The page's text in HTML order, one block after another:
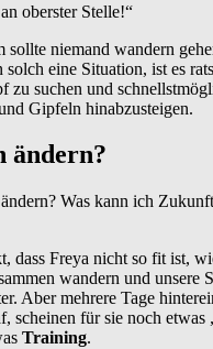
oberster Stelle!“
sollte niemand wandern
eine Situation, ist es
zu suchen und
Gipfeln hinabzusteigen.
ändern?
Was kann ich
dass Freya nicht so fit ist,
wandern und unsere
Aber mehrere Tage
scheinen für sie noch etwas
Training.